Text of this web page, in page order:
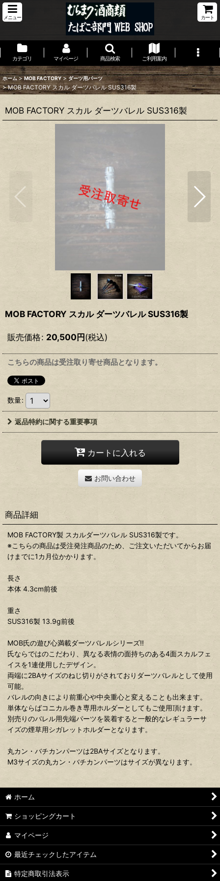
メニュー カート
カテゴリ マイページ 商品検索 ご利用案内
ホーム > MOB FACTORY > ダーツ用パーツ
> MOB FACTORY スカル ダーツバレル SUS316製
MOB FACTORY スカル ダーツバレル SUS316製
MOB FACTORY スカル ダーツバレル SUS316製
販売価格: 20,500円(税込)
こちらの商品は受注取り寄せ商品となります。
数量:
返品特約に関する重要事項
カートに入れる
お問い合わせ
商品詳細
MOB FACTORY製 スカルダーツバレル SUS316製です。
※こちらの商品は受注発注商品のため、ご注文いただいてからお届
けまでに1カ月位かかります。
長さ
本体 4.3cm前後
重さ
SUS316製 13.9g前後
MOB氏の遊び心満載ダーツバレルシリーズ!!
氏ならではのこだわり、異なる表情の面持ちのある4面スカルフェ
イスを1連使用したデザイン。
両端に2BAサイズのねじ切りがされておりダーツバレルとして使用
可能。
バレルの向きにより前重心や中央重心と変えることも出来ます。
単体ならばコニカル巻き専用ホルダーとしてもご使用頂けます。
別売りのバレル用先端パーツを装着すると一般的なレギュラーサ
イズの煙草用シガレットホルダーとなります。
丸カン・バチカンパーツは2BAサイズとなります。
M3サイズの丸カン・バチカンパーツはサイズが異なります。
ホーム
ショッピングカート
マイページ
最近チェックしたアイテム
特定商取引法表示